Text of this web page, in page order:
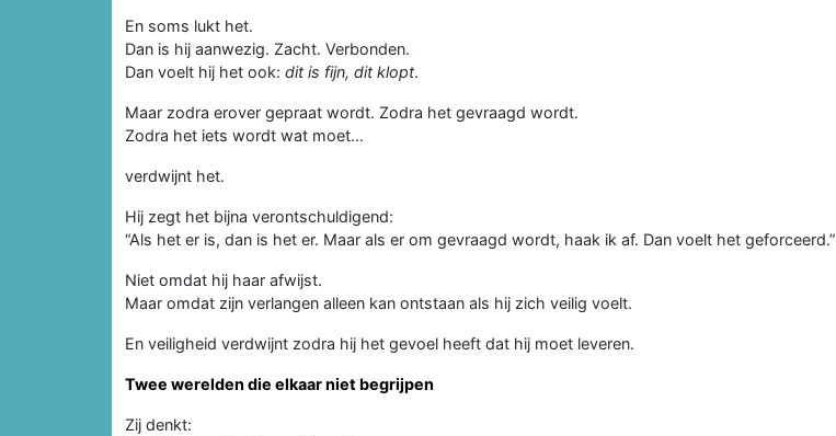
En soms lukt het.
Dan is hij aanwezig. Zacht. Verbonden.
Dan voelt hij het ook: dit is fijn, dit klopt.
Maar zodra erover gepraat wordt. Zodra het gevraagd wordt.
Zodra het iets wordt wat moet…
verdwijnt het.
Hij zegt het bijna verontschuldigend:
“Als het er is, dan is het er. Maar als er om gevraagd wordt, haak ik af. Dan voelt het geforceerd.”
Niet omdat hij haar afwijst.
Maar omdat zijn verlangen alleen kan ontstaan als hij zich veilig voelt.
En veiligheid verdwijnt zodra hij het gevoel heeft dat hij moet leveren.
Twee werelden die elkaar niet begrijpen
Zij denkt: